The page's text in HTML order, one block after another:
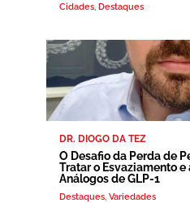
Cidades, Destaques
DR. DIOGO DA TEZ
O Desafio da Perda de
Tratar o Esvaziamento e
Análogos de GLP-1
Destaques, Variedades